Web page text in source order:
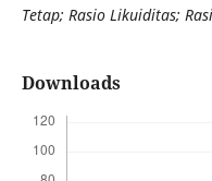
Tetap; Rasio Likuiditas;
Downloads